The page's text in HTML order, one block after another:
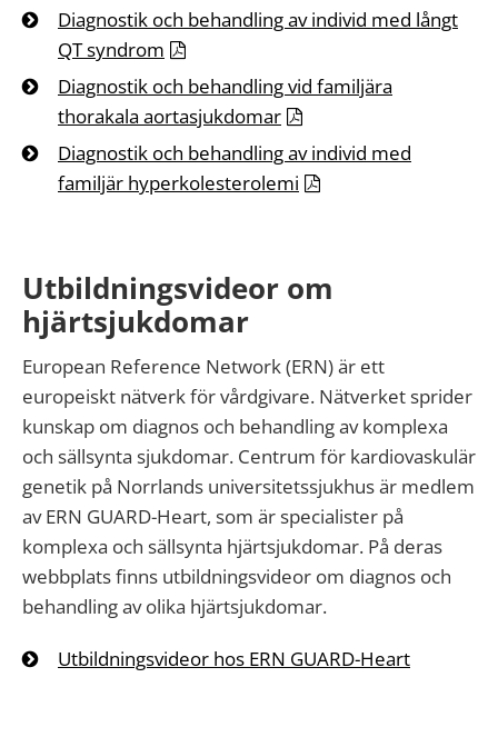
Diagnostik och behandling av individ med långt
QT syndrom
Diagnostik och behandling vid familjära
thorakala aortasjukdomar
Diagnostik och behandling av individ med
familjär hyperkolesterolemi
Utbildningsvideor om
hjärtsjukdomar
European Reference Network (ERN) är ett
europeiskt nätverk för vårdgivare. Nätverket sprider
kunskap om diagnos och behandling av komplexa
och sällsynta sjukdomar. Centrum för kardiovaskulär
genetik på Norrlands universitetssjukhus är medlem
av ERN GUARD-Heart, som är specialister på
komplexa och sällsynta hjärtsjukdomar. På deras
webbplats finns utbildningsvideor om diagnos och
behandling av olika hjärtsjukdomar.
Utbildningsvideor hos ERN GUARD-Heart